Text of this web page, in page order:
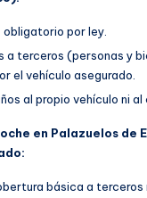
obligatorio por ley.
a terceros (personas y
el vehículo asegurado.
al propio vehículo ni
en Palazuelos de
básica a terceros